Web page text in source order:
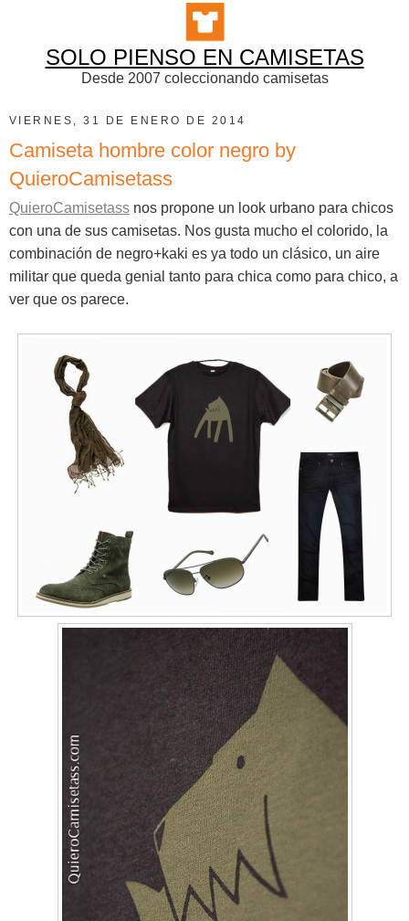
SOLO PIENSO EN CAMISETAS
Desde 2007 coleccionando camisetas
VIERNES, 31 DE ENERO DE 2014
Camiseta hombre color negro by
QuieroCamisetass
QuieroCamisetass nos propone un look urbano para chicos
con una de sus camisetas. Nos gusta mucho el colorido, la
combinación de negro+kaki es ya todo un clásico, un aire
militar que queda genial tanto para chica como para chico, a
ver que os parece.